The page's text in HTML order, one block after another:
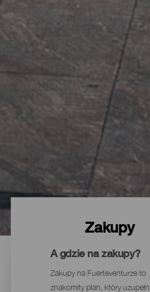
Zakupy
A gdzie na zakupy?
Zakupy na Fuerteventurze to
znakomity plan, który uzupełni